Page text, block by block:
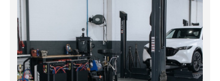
Showroom adres
Ohmstraat 1
1446 TCPurmerend
Werkplaats adres
Hyacintenstraat 36A
1131 HWVolendam